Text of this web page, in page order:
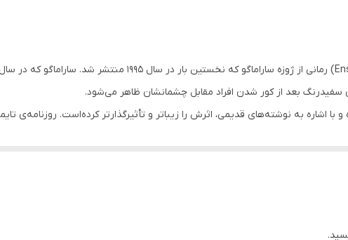
بعد از کور شدن افراد مقابل چشمانشان ظاهر می‌شود.
و با اشاره به نوشته‌های قدیمی، اثرش را زیباتر و تأثیرگذارتر کرده‌است. روزنامه‌ی